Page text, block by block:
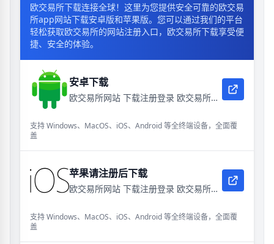
欧交易所下载连接全球！这里为您提供安全可靠的欧交易
所app网站下载安卓版和苹果版。您可以通过我们的平台
轻松获取欧交易所的网站注册入口，欧交易所下载享受便
捷、安全的体验。
安卓下载
欧交易所网站 下载注册登录 欧交易所电脑版网页版网址
支持 Windows、MacOS、iOS、Android 等全终端设备，全面覆
盖
苹果请注册后下载
欧交易所网站 下载注册登录 欧交易所电脑版网页版网址
支持 Windows、MacOS、iOS、Android 等全终端设备，全面覆
盖